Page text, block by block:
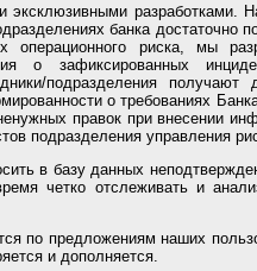
разработками.
банка достаточно
риска, мы
о зафиксированных
подразделения получают
о требованиях
правок при внесении
подразделения управления
в базу данных
четко отслеживать и
по предложениям наших
и дополняется.